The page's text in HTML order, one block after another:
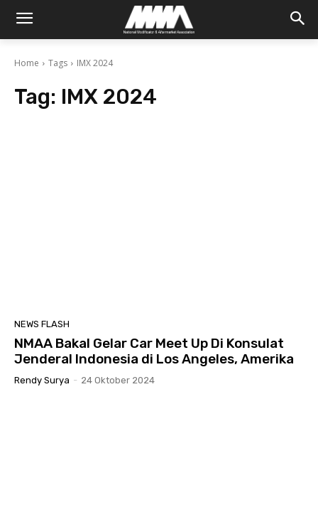
Home Tags IMX 2024
Tag: IMX 2024
NEWS FLASH
NMAA Bakal Gelar Car Meet Up Di Konsulat
Jenderal Indonesia di Los Angeles, Amerika
Rendy Surya - 24 Oktober 2024